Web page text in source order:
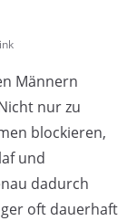
Männern
nur zu
blockieren,
und
dadurch
oft dauerhaft